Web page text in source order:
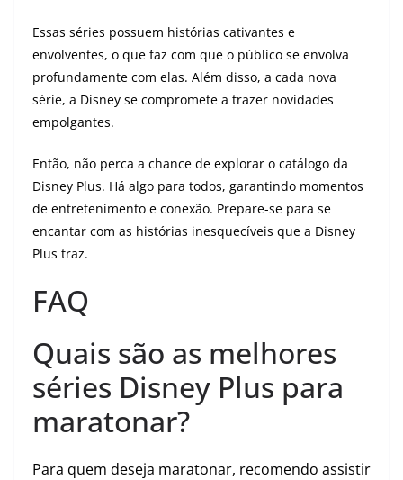
Essas séries possuem histórias cativantes e
envolventes, o que faz com que o público se envolva
profundamente com elas. Além disso, a cada nova
série, a Disney se compromete a trazer novidades
empolgantes.
Então, não perca a chance de explorar o catálogo da
Disney Plus. Há algo para todos, garantindo momentos
de entretenimento e conexão. Prepare-se para se
encantar com as histórias inesquecíveis que a Disney
Plus traz.
FAQ
Quais são as melhores
séries Disney Plus para
maratonar?
Para quem deseja maratonar, recomendo assistir